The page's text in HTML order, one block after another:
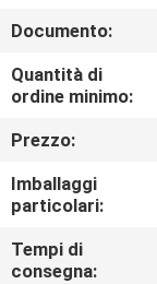
VISITA
ALLA
FABBRICA
DELLA
QUALITÀ
Documento:
Quantità di
ordine minimo:
Prezzo:
Imballaggi
particolari:
Tempi di
consegna: